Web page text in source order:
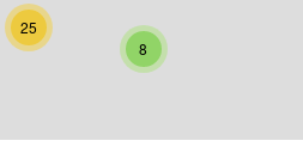
25
8